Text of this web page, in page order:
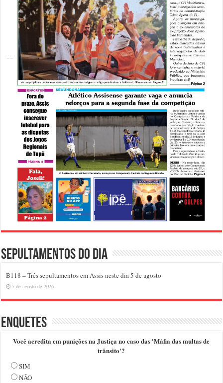
Sepultamentos do dia
B118 – Três sepultamentos em Assis neste dia 5 de agosto
5 de agosto de 2026
Enquetes
Você acredita em punições na Justiça no caso das 'Máfia das multas de
trânsito'?
SIM
NÃO